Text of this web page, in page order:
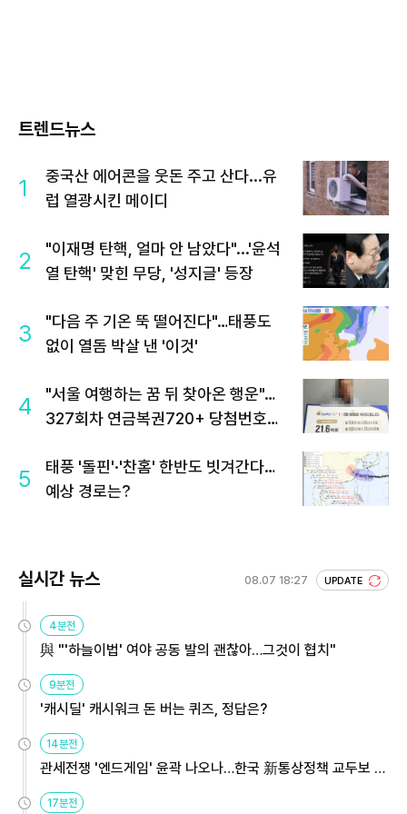
트렌드뉴스
1
중국산 에어콘을 웃돈 주고 산다...유
럽 열광시킨 메이디
2
"이재명 탄핵, 얼마 안 남았다"...'윤석
열 탄핵' 맞힌 무당, '성지글' 등장
3
"다음 주 기온 뚝 떨어진다"…태풍도
없이 열돔 박살 낸 '이것'
4
"서울 여행하는 꿈 뒤 찾아온 행운"…
327회차 연금복권720+ 당첨번호조
5
태풍 '돌핀'·'찬홈' 한반도 빗겨간다…
예상 경로는?
실시간 뉴스 08.07 18:27 UPDATE
4분전
與 "'하늘이법' 여야 공동 발의 괜찮아…그것이 협치"
9분전
'캐시딜' 캐시워크 돈 버는 퀴즈, 정답은?
14분전
관세전쟁 '엔드게임' 윤곽 나오나…한국 新통상정책 교두보 활
용해야
17분전